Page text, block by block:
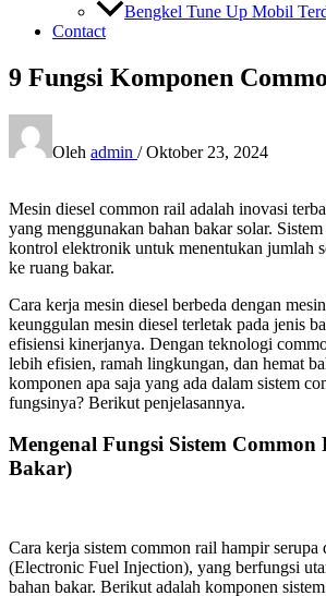
Bengkel Tune Up Mobil
Contact
9 Fungsi Komponen
Oleh admin /Oktober 23, 2024
Mesin diesel common rail adalah inovasi
yang menggunakan bahan bakar solar.
kontrol elektronik untuk menentukan jumlah
ke ruang bakar.
Cara kerja mesin diesel berbeda dengan
keunggulan mesin diesel terletak pada jenis
efisiensi kinerjanya. Dengan teknologi
lebih efisien, ramah lingkungan, dan hemat
komponen apa saja yang ada dalam sistem
fungsinya? Berikut penjelasannya.
Mengenal Fungsi Sistem Common
Bakar)
Cara kerja sistem common rail hampir serupa
(Electronic Fuel Injection), yang berfungsi
bahan bakar. Berikut adalah komponen